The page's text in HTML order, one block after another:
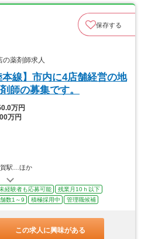
保存する
薬剤師求人
本線】市内に4店舗経営の地
師の募集です。
万円
万円
賀駅…ほか
経験者も応募可能
残業月10ｈ以下
数1～9 積極採用中 管理職候補
この求人に興味がある